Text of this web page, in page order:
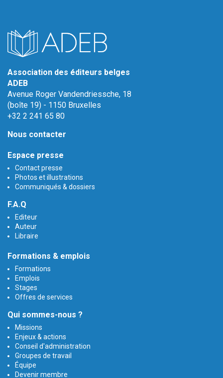
Association des éditeurs belges
ADEB
Avenue Roger Vandendriessche, 18
(boîte 19) - 1150 Bruxelles
+32 2 241 65 80
Nous contacter
Espace presse
Contact presse
Photos et illustrations
Communiqués & dossiers
F.A.Q
Editeur
Auteur
Libraire
Formations & emplois
Formations
Emplois
Stages
Offres de services
Qui sommes-nous ?
Missions
Enjeux & actions
Conseil d'administration
Groupes de travail
Équipe
Devenir membre